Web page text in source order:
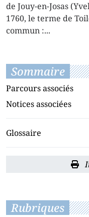
de Jouy-en-Josas
1760, le terme de
commun :...
Sommaire
Parcours associés
Notices associées
Glossaire
Rubriques